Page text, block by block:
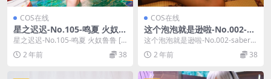
COS在线
星之迟迟-No.105-鸣夏 火奴鲁
鲁 [25P]
星之迟迟-No.105-鸣夏 火奴鲁鲁 [2
5P]，星之迟迟在线作品导航：星之
迟...2 年前 38
COS在线
这个泡泡就是逊啦-No.002-sa
ber常服 [9P]
这个泡泡就是逊啦-No.002-saber常
服 [9P]，这个泡泡就是逊啦在线
作...2 年前 38